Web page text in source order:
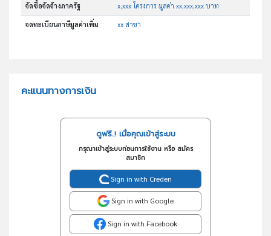
จัดซื้อจัดจ้างภาครัฐ x,xxx โครงการ มูลค่า xx,xxx,xxx บาท
จดทะเบียนภาษีมูลค่าเพิ่ม xx สาขา
คะแนนทางการเงิน
ดูฟรี..! เมื่อคุณเข้าสู่ระบบ
กรุณาเข้าสู่ระบบก่อนการใช้งาน หรือ สมัคร
สมาชิก
Sign in with Creden
Sign in with Google
Sign in with Facebook